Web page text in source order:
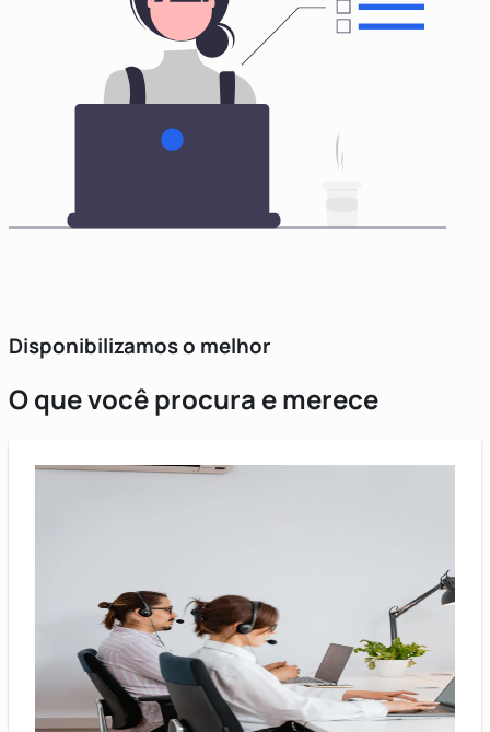
Disponibilizamos o melhor
O que você procura e merece